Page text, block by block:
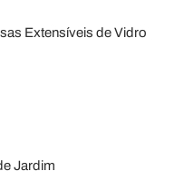
Extensíveis de Vidro
Jardim